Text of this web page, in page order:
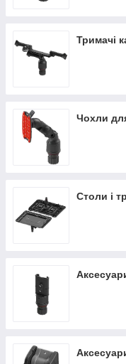
Тримачі
Чохли
Столи і